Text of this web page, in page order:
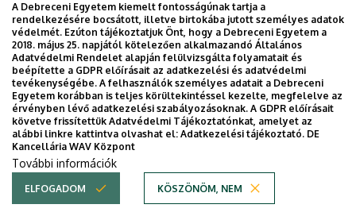
Adatvédelem
Adatvédelem
Copyright © 2026 Unideb
A Debreceni Egyetem kiemelt fontosságúnak tartja a
rendelkezésére bocsátott, illetve birtokába jutott személyes adatok
védelmét. Ezúton tájékoztatjuk Önt, hogy a Debreceni Egyetem a
2018. május 25. napjától kötelezően alkalmazandó Általános
Adatvédelmi Rendelet alapján felülvizsgálta folyamatait és
beépítette a GDPR előírásait az adatkezelési és adatvédelmi
tevékenységébe. A felhasználók személyes adatait a Debreceni
Egyetem korábban is teljes körültekintéssel kezelte, megfelelve az
érvényben lévő adatkezelési szabályozásoknak. A GDPR előírásait
követve frissítettük Adatvédelmi Tájékoztatónkat, amelyet az
alábbi linkre kattintva olvashat el: Adatkezelési tájékoztató. DE
Kancellária WAV Központ
További információk
ELFOGADOM KÖSZÖNÖM, NEM